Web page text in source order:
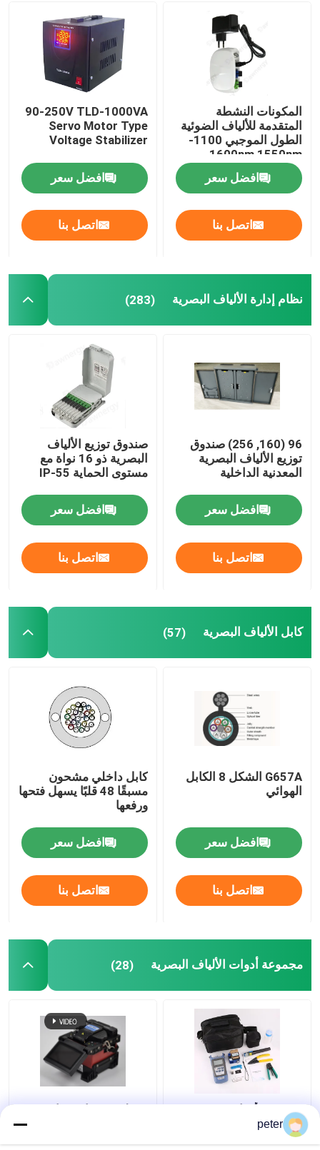
الصفحة الرئيسية
منتجات
أشرطة فيديو
معلومات عنا
جولة في المعمل
مراقبة الجودة
اتصل بنا
أخبار
حالات
اطلب اقتباس
مكونات الألياف البصرية السلبية
نظام إدارة الألياف البصرية
مجموعة أدوات الألياف البصرية
معدات اختبار الألياف البصرية
آحرون
المكونات النشطة
المتقدمة للألياف الضوئية
الطول الموجبي 1100-
1600nm 1550nm
CTB≥65dB في النطاق
السطحية ±1dB 47-1006
MHz
افضل سعر
اتصل بنا
90-250V TLD-1000VA
Servo Motor Type
Voltage Stabilizer
افضل سعر
اتصل بنا
نظام إدارة الألياف البصرية (283)
96 (160, 256) صندوق
توزيع الألياف البصرية
المعدنية الداخلية
افضل سعر
اتصل بنا
صندوق توزيع الألياف
البصرية ذو 16 نواة مع
مستوى الحماية IP-55
افضل سعر
اتصل بنا
كابل الألياف البصرية (57)
G657A الشكل 8 الكابل
الهوائي
افضل سعر
اتصل بنا
كابل داخلي مشحون
مسبقًا 48 قلبًا يسهل فتحها
ورفعها
افضل سعر
اتصل بنا
مجموعة أدوات الألياف البصرية (28)
أدوات الألياف الضوئية
مجموعة حقيبة حمل
التشغيل بالكامل مع شاشة
peter